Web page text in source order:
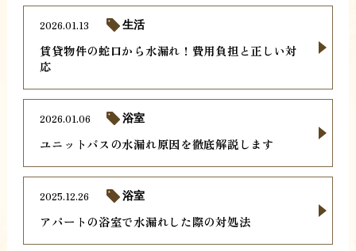
賃貸物件の蛇口から水漏れ！費用負担と正しい対
応
2026.01.13 生活
ユニットバスの水漏れ原因を徹底解説します
2026.01.06 浴室
アパートの浴室で水漏れした際の対処法
2025.12.26 浴室